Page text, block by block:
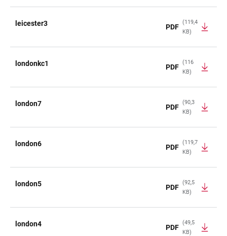
leicester3 PDF
(119,4
KB)
londonkc1 PDF
(116
KB)
london7 PDF
(90,3
KB)
london6 PDF
(119,7
KB)
london5 PDF
(92,5
KB)
london4 PDF
(49,5
KB)